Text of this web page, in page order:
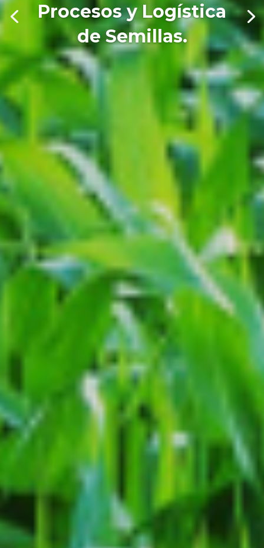
Procesos y Logística
de Semillas.